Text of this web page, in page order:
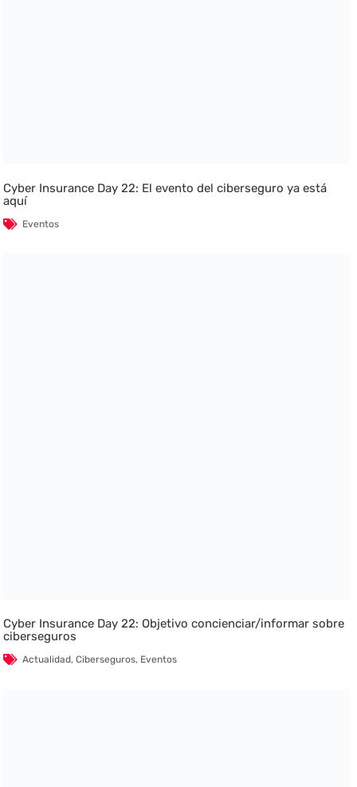
Cyber Insurance Day 22: El evento del ciberseguro ya está
aquí
Eventos
Cyber Insurance Day 22: Objetivo concienciar/informar sobre
ciberseguros
Actualidad,Ciberseguros, Eventos